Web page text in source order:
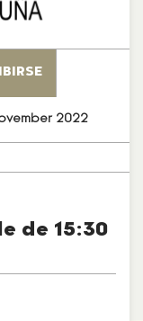
2022
de 15:30